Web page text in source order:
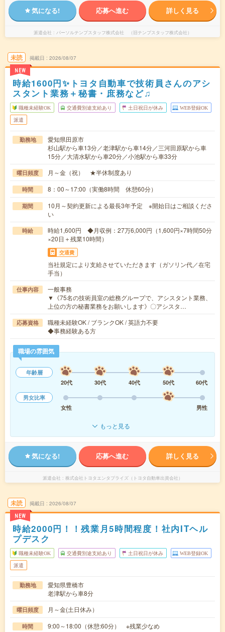
気になる! 応募へ進む 詳しく見る
派遣会社 パーソルテンプスタッフ株式会社 （旧テンプスタッフ株式会社）
未読
NEW
掲載日 2026/08/07
時給1600円✨トヨタ自動車で技術員さんのアシ
スタント業務＋秘書・庶務など♫
職種未経験OK 交通費別途支給あり 土日祝日が休み WEB登録OK
派遣
勤務地
愛知県田原市
杉山駅から車13分／老津駅から車14分／三河田原駅から車
15分／大清水駅から車20分／小池駅から車33分
曜日頻度 月～金（祝） ★半休制度あり
時間 8：00～17:00（実働8時間 休憩60分）
期間
10月～契約更新による最長3年予定 ※開始日はご相談くださ
い
時給
時給1,600円 ◆月収例：27万6,000円（1,600円×7時間50分
×20日＋残業10時間）
交通費
当社規定により支給させていただきます（ガソリン代／在宅
手当）
仕事内容
一般事務
▼《75名の技術員室の総務グループで、アシスタント業務、
上位の方の秘書業務をお願いします》〇アシスタ…
応募資格
職種未経験OK / ブランクOK / 英語力不要
◆事務経験ある方
職場の雰囲気
年齢層
20代
30代 40代 50代
60代
男女比率
女性
男性
もっと見る
気になる! 応募へ進む 詳しく見る
派遣会社 株式会社トヨタエンタプライズ（トヨタ自動車出資会社）
未読
NEW
掲載日 2026/08/07
時給2000円！！残業月5時間程度！社内ITヘル
プデスク
職種未経験OK 交通費別途支給あり 土日祝日が休み WEB登録OK
派遣
勤務地
愛知県豊橋市
老津駅から車8分
曜日頻度 月～金(土日休み）
時間 9:00～18:00（休憩:60分） ※残業少なめ